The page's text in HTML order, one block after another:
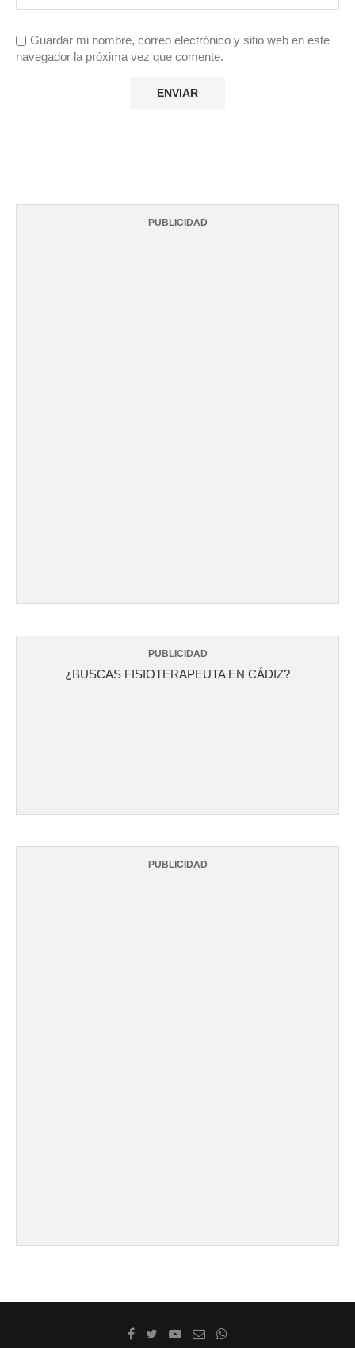
Guardar mi nombre, correo electrónico y sitio web en este
navegador la próxima vez que comente.
PUBLICIDAD
PUBLICIDAD
¿BUSCAS FISIOTERAPEUTA EN CÁDIZ?
PUBLICIDAD